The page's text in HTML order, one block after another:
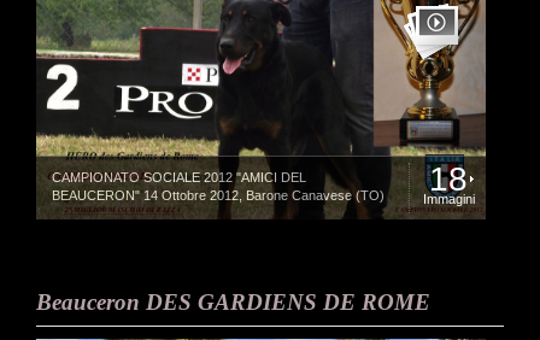
CAMPIONATO SOCIALE 2012 "AMICI DEL
BEAUCERON" 14 Ottobre 2012, Barone Canavese (TO)
18
Immagini
Beauceron DES GARDIENS DE ROME